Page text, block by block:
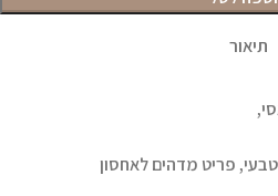
תיאור
טבעי, פריט מדהים לאחסון